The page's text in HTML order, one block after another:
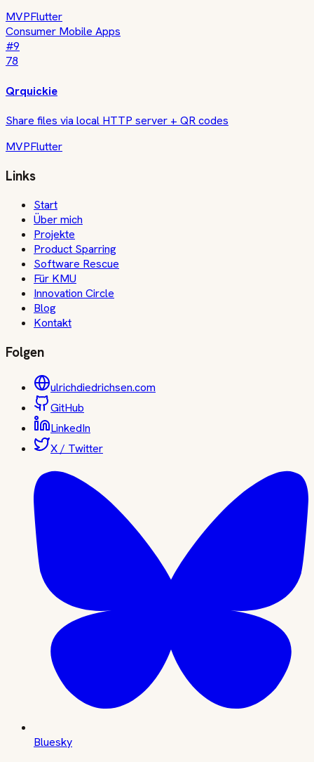
MVPFlutter
Consumer Mobile Apps
#9
78
Qrquickie
Share files via local HTTP server + QR codes
MVPFlutter
Links
Start
Über mich
Projekte
Product Sparring
Software Rescue
Für KMU
Innovation Circle
Blog
Kontakt
Folgen
ulrichdiedrichsen.com
GitHub
LinkedIn
X / Twitter
Bluesky